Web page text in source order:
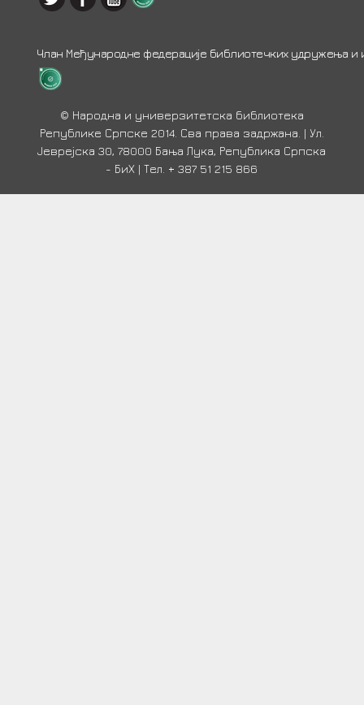
Члан Међународне федерације библиотечких удружења и
© Народна и универзитетска библиотека
Републике Српске 2014. Сва права задржана. | Ул.
Јеврејска 30, 78000 Бања Лука, Република Српска
- БиХ | Тел. + 387 51 215 866